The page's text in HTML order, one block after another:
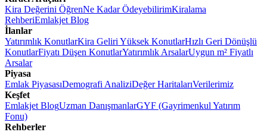
Kira Değerini ÖğrenNe Kadar ÖdeyebilirimKiralama
RehberiEmlakjet Blog
İlanlar
Yatırımlık KonutlarKira Geliri Yüksek KonutlarHızlı Geri Dönüşlü
KonutlarFiyatı Düşen KonutlarYatırımlık ArsalarUygun m² Fiyatlı
Arsalar
Piyasa
Emlak PiyasasıDemografi AnaliziDeğer HaritalarıVerilerimiz
Keşfet
Emlakjet BlogUzman DanışmanlarGYF (Gayrimenkul Yatırım
Fonu)
Rehberler